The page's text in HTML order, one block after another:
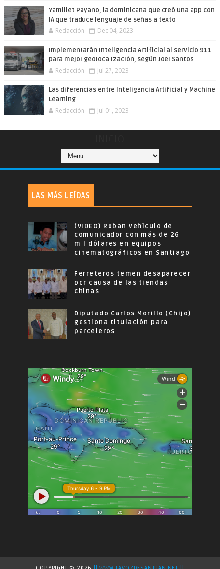
Yamillet Payano, la dominicana que creó una app con
IA que traduce lenguaje de señas a texto
Redacción Dec 04, 2023
Implementarán Inteligencia Artificial al servicio 911
para mejor geolocalización, según Joel Santos
Redacción Jul 27, 2023
Las diferencias entre Inteligencia Artificial y Machine
Learning
Redacción Jul 01, 2023
LAS MÁS LEÍDAS
(VIDEO) Roban vehículo de
comunicador con más de 26
mil dólares en equipos
cinematográficos en Santiago
Ferreteros temen desaparecer
por causa de las tiendas
chinas
Diputado Carlos Morillo (Chijo)
gestiona titulación para
parceleros